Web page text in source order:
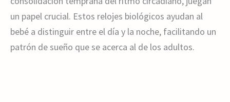
un papel crucial. Estos relojes biológicos ayudan al
bebé a distinguir entre el día y la noche, facilitando un
patrón de sueño que se acerca al de los adultos.